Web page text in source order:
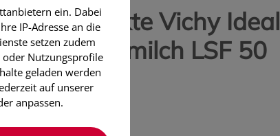
Vichy Ideal
Familienmilch LSF 50
ein. Dabei
IP-Adresse an die
setzen zudem
Nutzungsprofile
geladen werden
auf unserer
anpassen.